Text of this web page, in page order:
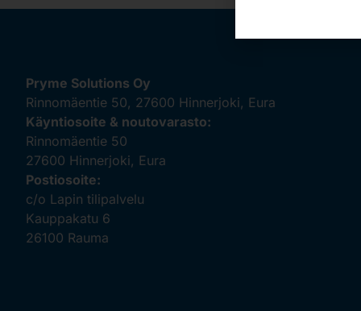
Pryme Solutions Oy
Rinnomäentie 50, 27600 Hinnerjoki, Eura
Käyntiosoite & noutovarasto:
Rinnomäentie 50
27600 Hinnerjoki, Eura
Postiosoite:
c/o Lapin tilipalvelu
Kauppakatu 6
26100 Rauma